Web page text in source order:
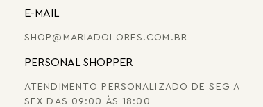
E-MAIL
SHOP@MARIADOLORES.COM.BR
PERSONAL SHOPPER
ATENDIMENTO PERSONALIZADO DE SEG A
SEX DAS 09:00 ÀS 18:00